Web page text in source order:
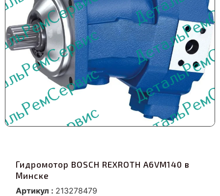
Гидромотор BOSCH REXROTH A6VM140 в
Минске
Артикул : 213278479